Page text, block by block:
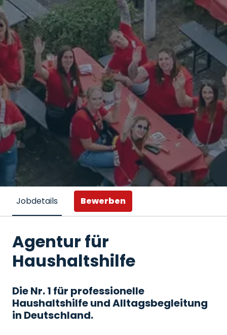
Jobdetails Bewerben
Agentur für
Haushaltshilfe
Die Nr. 1 für professionelle
Haushaltshilfe und Alltagsbegleitung
in Deutschland.